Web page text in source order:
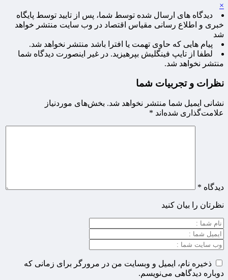
×
دیدگاه های ارسال شده توسط شما، پس از تایید توسط پایگاه
خبری و اطلاع رسانی مقیاس اقتصاد در وب سایت منتشر خواهد
شد
پیام هایی که حاوی تهمت یا افترا باشد منتشر نخواهد شد.
لطفا از تایپ فینگلیش بپرهیزید. در غیر اینصورت دیدگاه شما
منتشر نخواهد شد.
نظرات و تجربیات شما
نشانی ایمیل شما منتشر نخواهد شد. بخش‌های موردنیاز
علامت‌گذاری شده‌اند *
دیدگاه *
نظرتان را بیان کنید
ذخیره نام، ایمیل و وبسایت من در مرورگر برای زمانی که
دوباره دیدگاهی می‌نویسم.